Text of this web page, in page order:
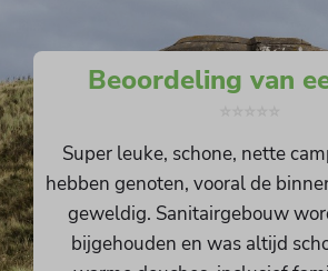
Beoordeling van
Super leuke, schone, nette
hebben genoten, vooral de
geweldig. Sanitairgebouw
bijgehouden en was altijd